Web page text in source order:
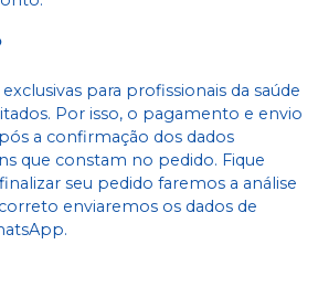
para profissionais da saúde
Por isso, o pagamento e envio
a confirmação dos dados
que constam no pedido. Fique
seu pedido faremos a análise
enviaremos os dados de